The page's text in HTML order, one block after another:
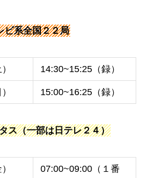
系全国２２局
14:30~15:25（録）
15:00~16:25（録）
ス（一部は日テレ２４）
07:00~09:00（１番